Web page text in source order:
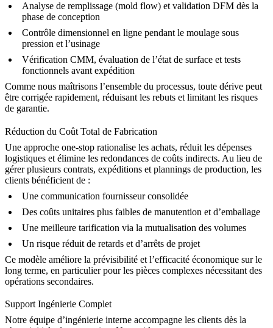
Analyse de remplissage (mold flow) et validation DFM dès la
phase de conception
Contrôle dimensionnel en ligne pendant le moulage sous
pression et l’usinage
Vérification CMM, évaluation de l’état de surface et tests
fonctionnels avant expédition
Comme nous maîtrisons l’ensemble du processus, toute dérive peut
être corrigée rapidement, réduisant les rebuts et limitant les risques
de garantie.
Réduction du Coût Total de Fabrication
Une approche one-stop rationalise les achats, réduit les dépenses
logistiques et élimine les redondances de coûts indirects. Au lieu de
gérer plusieurs contrats, expéditions et plannings de production, les
clients bénéficient de :
Une communication fournisseur consolidée
Des coûts unitaires plus faibles de manutention et d’emballage
Une meilleure tarification via la mutualisation des volumes
Un risque réduit de retards et d’arrêts de projet
Ce modèle améliore la prévisibilité et l’efficacité économique sur le
long terme, en particulier pour les pièces complexes nécessitant des
opérations secondaires.
Support Ingénierie Complet
Notre équipe d’ingénierie interne accompagne les clients dès la